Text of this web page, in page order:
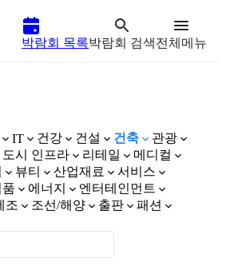
박람회 목록박람회 검색전체메뉴
IT 건강 건설 건축
관광
도시 인프라 리테일
메디컬
뷰티 산업재료
서비스
품 에너지
엔터테인먼트
조 조선/해양 출판
패션